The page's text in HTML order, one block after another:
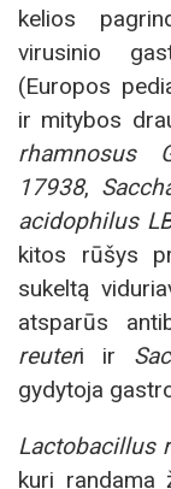
kelios
virusinio
(Europos
ir mitybos
rhamnosus
17938,
acidophilus
kitos rūšys
sukeltą
atsparūs
reuteri ir
gydytoja
Lactobacillus
kuri randama